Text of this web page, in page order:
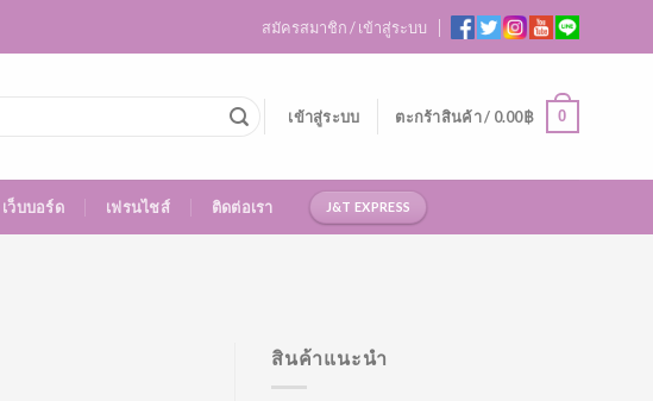
สมัครสมาชิก / เข้าสู่ระบบ
เข้าสู่ระบบ ตะกร้าสินค้า / 0.00฿ 0
เว็บบอร์ด เฟรนไชส์ ติดต่อเรา J&T EXPRESS
สินค้าแนะนำ